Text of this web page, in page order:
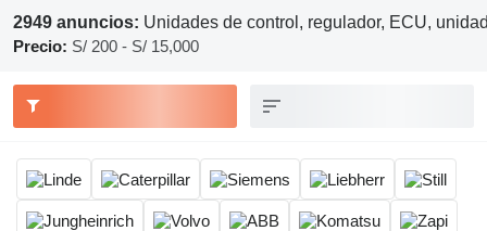
2949 anuncios: Unidades de control, regulador, ECU,
Precio: S/ 200 - S/ 15,000